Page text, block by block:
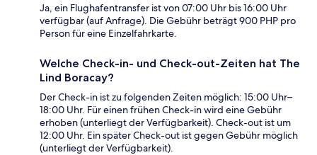
Ja, ein Flughafentransfer ist von 07:00 Uhr bis 16:00 Uhr
verfügbar (auf Anfrage). Die Gebühr beträgt 900 PHP pro
Person für eine Einzelfahrkarte.
Welche Check-in- und Check-out-Zeiten hat The
Lind Boracay?
Der Check-in ist zu folgenden Zeiten möglich: 15:00 Uhr–
18:00 Uhr. Für einen frühen Check-in wird eine Gebühr
erhoben (unterliegt der Verfügbarkeit). Check-out ist um
12:00 Uhr. Ein später Check-out ist gegen Gebühr möglich
(unterliegt der Verfügbarkeit).